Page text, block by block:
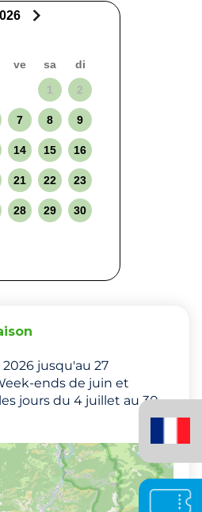
ve sa
di
1
2
7 8 9
14 15 16
21 22 23
28 29 30
jusqu'au 27
ends de juin et
jours du 4 juillet au 30